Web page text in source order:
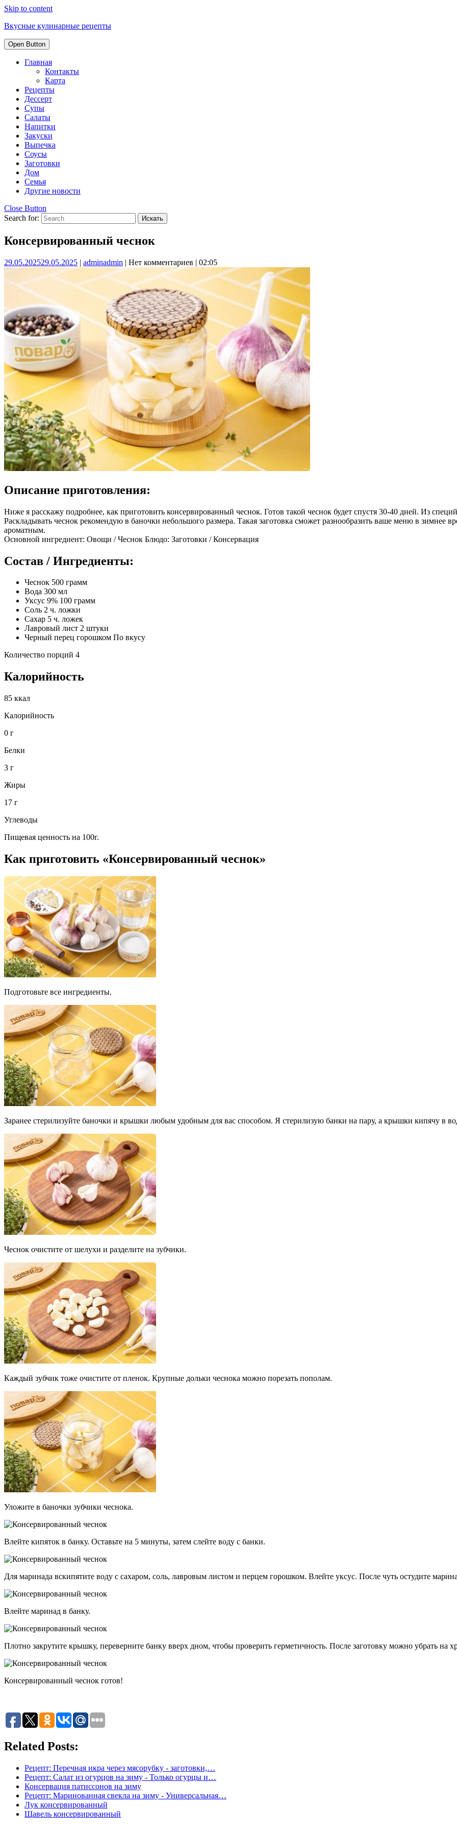
Skip to content
Вкусные кулинарные рецепты
Open Button
Главная
Контакты
Карта
Рецепты
Дессерт
Супы
Салаты
Напитки
Закуски
Выпечка
Соусы
Заготовки
Дом
Семья
Другие новости
Close Button
Search for:
Консервированный чеснок
29.05.202529.05.2025 | adminadmin | Нет комментариев | 02:05
Описание приготовления:
Ниже я расскажу подробнее, как приготовить консервированный чеснок. Готов такой чеснок будет спустя 30-40 дней. Из
Раскладывать чеснок рекомендую в баночки небольшого размера. Такая заготовка сможет разнообразить ваше меню в
ароматным.
Основной ингредиент: Овощи / Чеснок Блюдо: Заготовки / Консервация
Состав / Ингредиенты:
Чеснок 500 грамм
Вода 300 мл
Уксус 9% 100 грамм
Соль 2 ч. ложки
Сахар 5 ч. ложек
Лавровый лист 2 штуки
Черный перец горошком По вкусу
Количество порций 4
Калорийность
85 ккал
Калорийность
0 г
Белки
3 г
Жиры
17 г
Углеводы
Пищевая ценность на 100г.
Как приготовить «Консервированный чеснок»
Подготовьте все ингредиенты.
Заранее стерилизуйте баночки и крышки любым удобным для вас способом. Я стерилизую банки на пару, а крышки кипячу в
Чеснок очистите от шелухи и разделите на зубчики.
Каждый зубчик тоже очистите от пленок. Крупные дольки чеснока можно порезать пополам.
Уложите в баночки зубчики чеснока.
Влейте кипяток в банку. Оставьте на 5 минуты, затем слейте воду с банки.
Для маринада вскипятите воду с сахаром, соль, лавровым листом и перцем горошком. Влейте уксус. После чуть остудите
Влейте маринад в банку.
Плотно закрутите крышку, переверните банку вверх дном, чтобы проверить герметичность. После заготовку можно убрать на
Консервированный чеснок готов!
Related Posts:
Рецепт: Перечная икра через мясорубку - заготовки,…
Рецепт: Салат из огурцов на зиму - Только огурцы и…
Консервация патиссонов на зиму
Рецепт: Маринованная свекла на зиму - Универсальная…
Лук консервированный
Щавель консервированный